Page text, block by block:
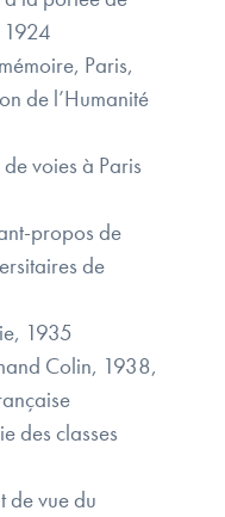
1924
Paris,
de l’Humanité
voies à Paris
propos de
de
1935
Colin, 1938,
des classes
de vue du